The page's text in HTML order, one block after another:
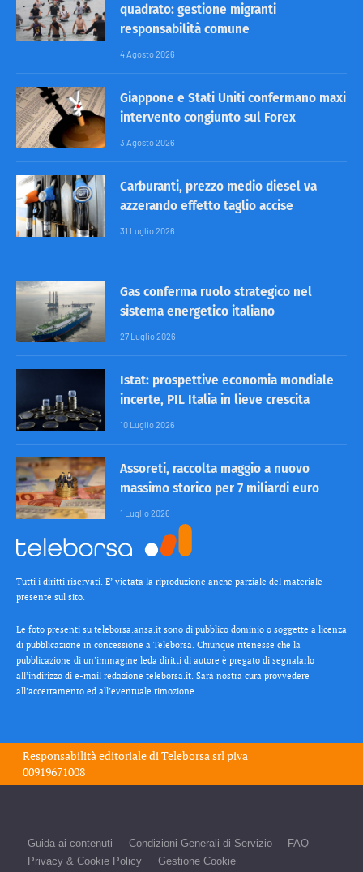
quadrato: gestione migranti
responsabilità comune
4 Agosto 2026
Giappone e Stati Uniti confermano maxi
intervento congiunto sul Forex
3 Agosto 2026
Carburanti, prezzo medio diesel va
azzerando effetto taglio accise
31 Luglio 2026
Gas conferma ruolo strategico nel
sistema energetico italiano
27 Luglio 2026
Istat: prospettive economia mondiale
incerte, PIL Italia in lieve crescita
10 Luglio 2026
Assoreti, raccolta maggio a nuovo
massimo storico per 7 miliardi euro
1 Luglio 2026
Tutti i diritti riservati. E’ vietata la riproduzione anche parziale del materiale
presente sul sito.
Le foto presenti su teleborsa.ansa.it sono di pubblico dominio o soggette a licenza
di pubblicazione in concessione a Teleborsa. Chiunque ritenesse che la
pubblicazione di un’immagine leda diritti di autore è pregato di segnalarlo
all’indirizzo di e-mail redazione teleborsa.it. Sarà nostra cura provvedere
all’accertamento ed all’eventuale rimozione.
Responsabilità editoriale diTeleborsa srlpiva
00919671008
Guida ai contenuti Condizioni Generali di Servizio
FAQ
Privacy & Cookie Policy
Gestione Cookie